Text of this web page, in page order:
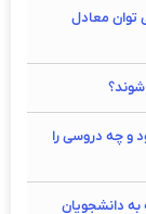
معادل
شوند؟
و چه دروسی را
به دانشجویان